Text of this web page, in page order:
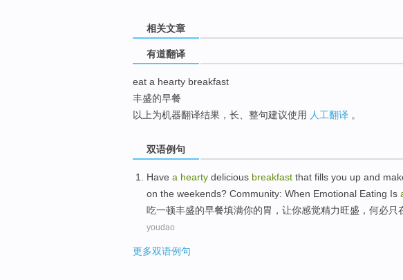
相关文章
有道翻译
eat a hearty breakfast
丰盛的早餐
以上为机器翻译结果，长、整句建议使用 人工翻译 。
双语例句
Have a hearty delicious breakfast that fills you up and
on the weekends? Community: When Emotional Eating Is
吃一顿丰盛的早餐填满你的胃， 让你感觉精力旺盛 ， 何必只
youdao
更多双语例句